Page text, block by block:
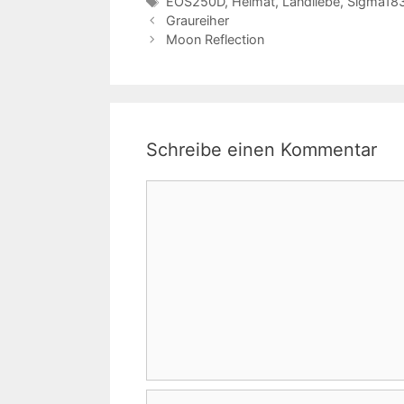
Graureiher
Moon Reflection
Schreibe einen Kommentar